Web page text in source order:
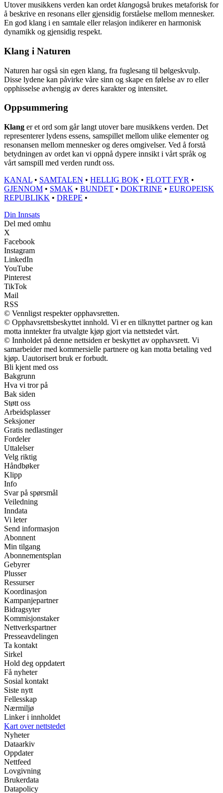
Utover musikkens verden kan ordet klangogså brukes metaforisk for
å beskrive en resonans eller gjensidig forståelse mellom mennesker.
En god klang i en samtale eller relasjon indikerer en harmonisk
dynamikk og gjensidig respekt.
Klang i Naturen
Naturen har også sin egen klang, fra fuglesang til bølgeskvulp.
Disse lydene kan påvirke våre sinn og skape en følelse av ro eller
opphisselse avhengig av deres karakter og intensitet.
Oppsummering
Klang er et ord som går langt utover bare musikkens verden. Det
representerer lydens essens, samspillet mellom ulike elementer og
resonansen mellom mennesker og deres omgivelser. Ved å forstå
betydningen av ordet kan vi oppnå dypere innsikt i vårt språk og
vårt samspill med verden rundt oss.
KANAL • SAMTALEN • HELLIG BOK • FLOTT FYR •
GJENNOM • SMAK • BUNDET • DOKTRINE • EUROPEISK
REPUBLIKK • DREPE •
Din Innsats
Del med omhu
X
Facebook
Instagram
LinkedIn
YouTube
Pinterest
TikTok
Mail
RSS
© Vennligst respekter opphavsretten.
© Opphavsrettsbeskyttet innhold. Vi er en tilknyttet partner og kan
motta inntekter fra utvalgte kjøp gjort via nettstedet vårt.
© Innholdet på denne nettsiden er beskyttet av opphavsrett. Vi
samarbeider med kommersielle partnere og kan motta betaling ved
kjøp. Uautorisert bruk er forbudt.
Bli kjent med oss
Bakgrunn
Hva vi tror på
Bak siden
Støtt oss
Arbeidsplasser
Seksjoner
Gratis nedlastinger
Fordeler
Uttalelser
Velg riktig
Håndbøker
Klipp
Info
Svar på spørsmål
Veiledning
Inndata
Vi leter
Send informasjon
Abonnent
Min tilgang
Abonnementsplan
Gebyrer
Plusser
Ressurser
Koordinasjon
Kampanjepartner
Bidragsyter
Kommisjonstaker
Nettverkspartner
Presseavdelingen
Ta kontakt
Sirkel
Hold deg oppdatert
Få nyheter
Sosial kontakt
Siste nytt
Fellesskap
Nærmiljø
Linker i innholdet
Kart over nettstedet
Nyheter
Dataarkiv
Oppdater
Nettfeed
Lovgivning
Brukerdata
Datapolicy